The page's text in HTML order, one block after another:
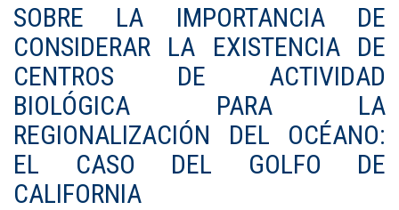
SOBRE LA IMPORTANCIA DE
CONSIDERAR LA EXISTENCIA DE
CENTROS DE ACTIVIDAD
BIOLÓGICA PARA LA
REGIONALIZACIÓN DEL OCÉANO:
EL CASO DEL GOLFO DE
CALIFORNIA